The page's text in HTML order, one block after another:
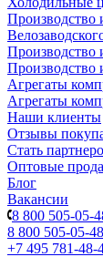
Производство
Производство
Производство
Агрегаты
Агрегаты
Наши клиенты
Отзывы
Стать
Оптовые
Блог
Вакансии
8 800 505-05-
8 800 505-05-48
+7 495 781-48-